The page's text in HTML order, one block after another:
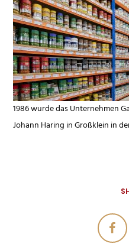
1986 wurde das Unternehmen
Johann Haring in Großklein in